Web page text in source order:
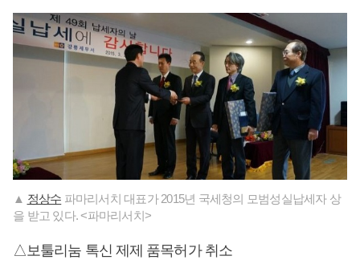
▲ 정상수 파마리서치 대표가 2015년 국세청의 모범성실납세자 상
을 받고 있다. <파마리서치>
△보툴리눔 톡신 제제 품목허가 취소